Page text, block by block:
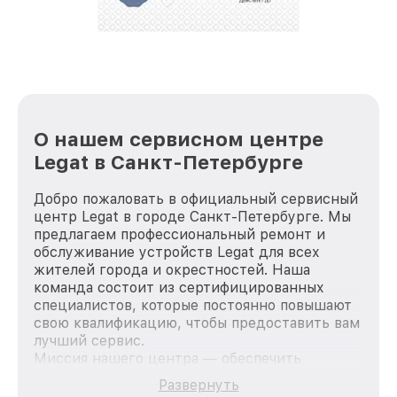
О нашем сервисном центре
Legat в Санкт-Петербурге
Добро пожаловать в официальный сервисный
центр Legat в городе Санкт-Петербурге. Мы
предлагаем профессиональный ремонт и
обслуживание устройств Legat для всех
жителей города и окрестностей. Наша
команда состоит из сертифицированных
специалистов, которые постоянно повышают
свою квалификацию, чтобы предоставить вам
лучший сервис.
Миссия нашего центра — обеспечить
качественный и доступный ремонт для
каждого пользователя продукции Legat, вне
Развернуть